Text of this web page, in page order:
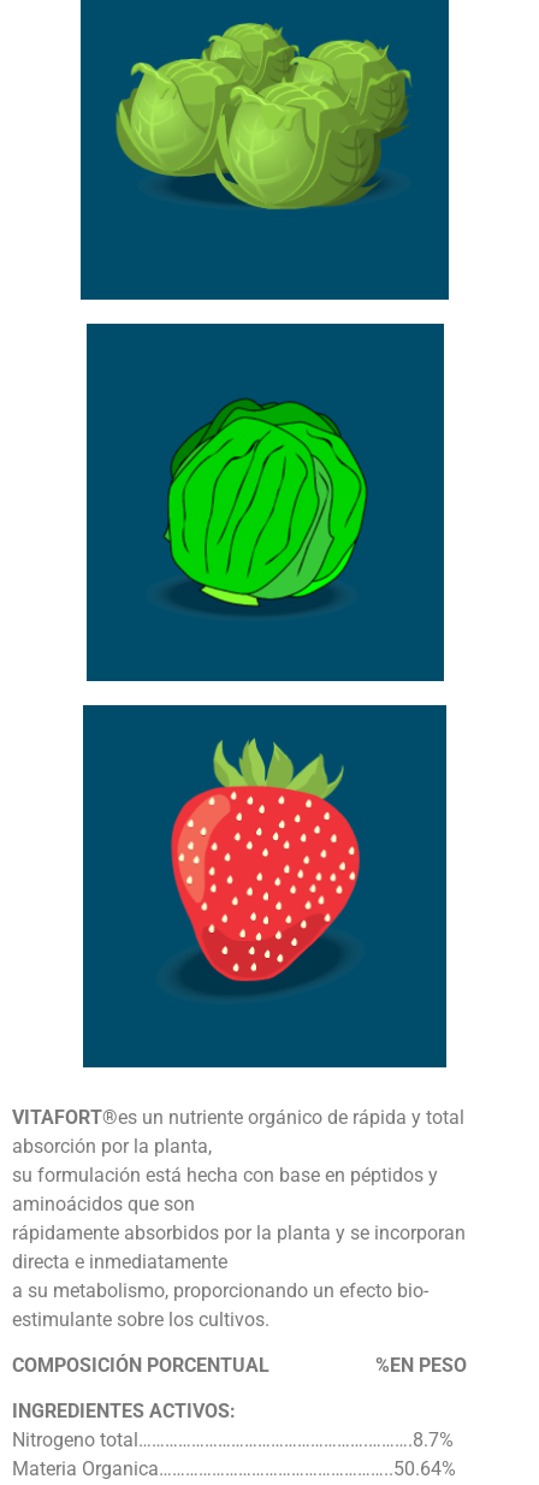
VITAFORT®es un nutriente orgánico de rápida y total
absorción por la planta,
su formulación está hecha con base en péptidos y
aminoácidos que son
rápidamente absorbidos por la planta y se incorporan
directa e inmediatamente
a su metabolismo, proporcionando un efecto bio-
estimulante sobre los cultivos.
COMPOSICIÓN PORCENTUAL %EN PESO
INGREDIENTES ACTIVOS:
Nitrogeno total…………………………………………….……….8.7%
Materia Organica……………………………………………..50.64%